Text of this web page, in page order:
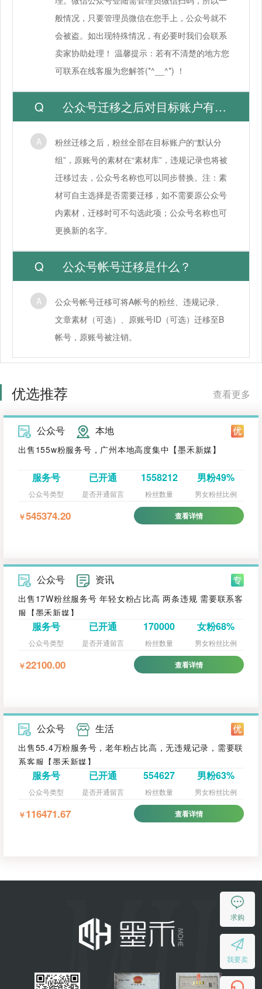
般情况，只要管理员微信在您手上，公众号就不
会被盗。如出现特殊情况，有必要时我们会联系
卖家协助处理！ 温馨提示：若有不清楚的地方您
可联系在线客服为您解答(*^__^*) ！
公众号迁移之后对目标账户有影响吗？
粉丝迁移之后，粉丝全部在目标账户的“默认分
组”，原账号的素材在“素材库”，违规记录也将被
迁移过去，公众号名称也可以同步替换。注：素
材可自主选择是否需要迁移，如不需要原公众号
内素材，迁移时可不勾选此项；公众号名称也可
更换新的名字。
公众号帐号迁移是什么？
公众号帐号迁移可将A帐号的粉丝、违规记录、
文章素材（可选）、原账号ID（可选）迁移至B
帐号，原账号被注销。
优选推荐 查看更多
公众号 本地
出售155w粉服务号，广州本地高度集中【墨禾新媒】
服务号
公众号类型
已开通
是否开通留言
1558212
粉丝数量
男粉49%
男女粉丝比例
￥545374.20 查看详情
公众号 资讯
出售17W粉丝服务号 年轻女粉占比高 两条违规 需要联系客
服【墨禾新媒】
服务号
公众号类型
已开通
是否开通留言
170000
粉丝数量
女粉68%
男女粉丝比例
￥22100.00 查看详情
公众号 生活
出售55.4万粉服务号，老年粉占比高，无违规记录，需要联
系客服【墨禾新媒】
服务号
公众号类型
已开通
是否开通留言
554627
粉丝数量
男粉63%
男女粉丝比例
￥116471.67 查看详情
求购
我要卖